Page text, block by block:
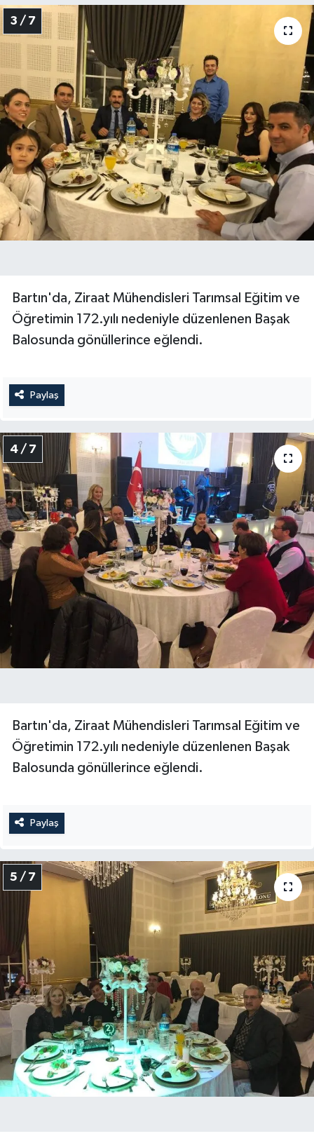
3 / 7
Bartın'da, Ziraat Mühendisleri Tarımsal Eğitim ve
Öğretimin 172.yılı nedeniyle düzenlenen Başak
Balosunda gönüllerince eğlendi.
Paylaş
4 / 7
Bartın'da, Ziraat Mühendisleri Tarımsal Eğitim ve
Öğretimin 172.yılı nedeniyle düzenlenen Başak
Balosunda gönüllerince eğlendi.
Paylaş
5 / 7